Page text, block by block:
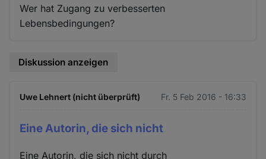
Wer hat Zugang zu verbesserten
Lebensbedingungen?
Diskussion anzeigen
Uwe Lehnert (nicht überprüft) Fr. 5 Feb 2016 - 16:33
Eine Autorin, die sich nicht
Eine Autorin, die sich nicht durch